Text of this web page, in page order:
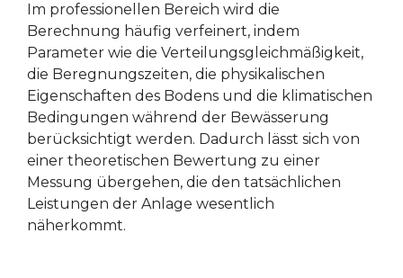
Im professionellen Bereich wird die
Berechnung häufig verfeinert, indem
Parameter wie die Verteilungs­gleichmäßigkeit,
die Beregnungszeiten, die physikalischen
Eigenschaften des Bodens und die klimatischen
Bedingungen während der Bewässerung
berücksichtigt werden. Dadurch lässt sich von
einer theoretischen Bewertung zu einer
Messung übergehen, die den tatsächlichen
Leistungen der Anlage wesentlich
näherkommt.